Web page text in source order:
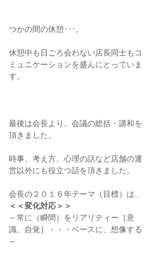
つかの間の休憩･･･。
休憩中も日ごろ会わない店長同士もコ
ミュニケーションを盛んにとっていま
す。
最後は会長より、会議の総括・講和を
頂きました。
時事、考え方、心理の話など店舗の運
営以外にも役立つ話を頂きました。
会長の２０１６年テーマ（目標）は…
＜＜変化対応＞＞
～常に（瞬間）をリアリティー［意
識、自覚］・・・ベースに、想像する
～